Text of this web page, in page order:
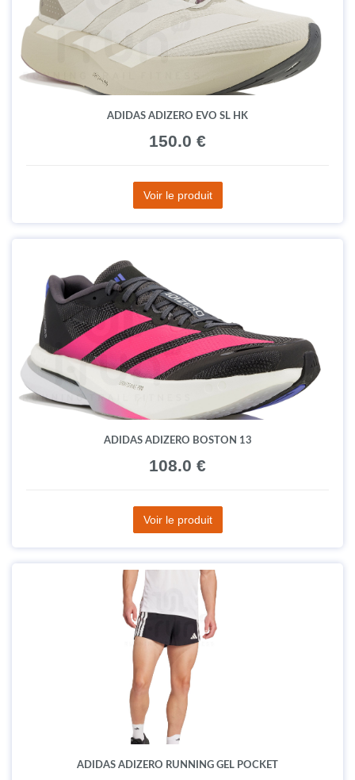
ADIDAS ADIZERO EVO SL HK
150.0 €
Voir le produit
ADIDAS ADIZERO BOSTON 13
108.0 €
Voir le produit
ADIDAS ADIZERO RUNNING GEL POCKET